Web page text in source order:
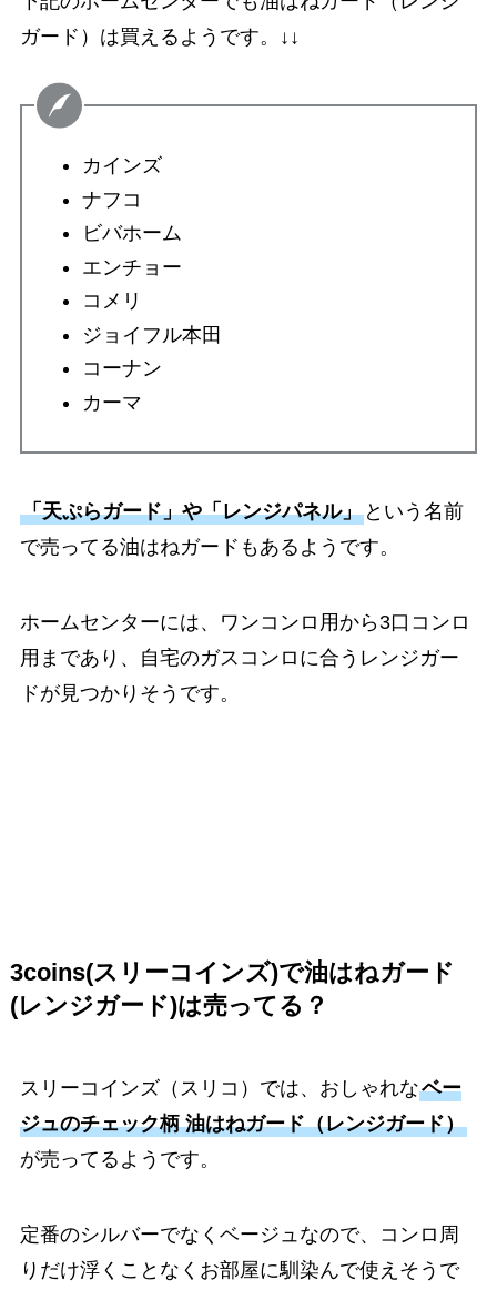
ガード）は買えるようです。↓↓
カインズ
ナフコ
ビバホーム
エンチョー
コメリ
ジョイフル本田
コーナン
カーマ
「天ぷらガード」や「レンジパネル」という名前
で売ってる油はねガードもあるようです。
ホームセンターには、ワンコンロ用から3口コンロ
用まであり、自宅のガスコンロに合うレンジガー
ドが見つかりそうです。
3coins(スリーコインズ)で油はねガード
(レンジガード)は売ってる？
スリーコインズ（スリコ）では、おしゃれなベー
ジュのチェック柄 油はねガード（レンジガード）
が売ってるようです。
定番のシルバーでなくベージュなので、コンロ周
りだけ浮くことなくお部屋に馴染んで使えそうで